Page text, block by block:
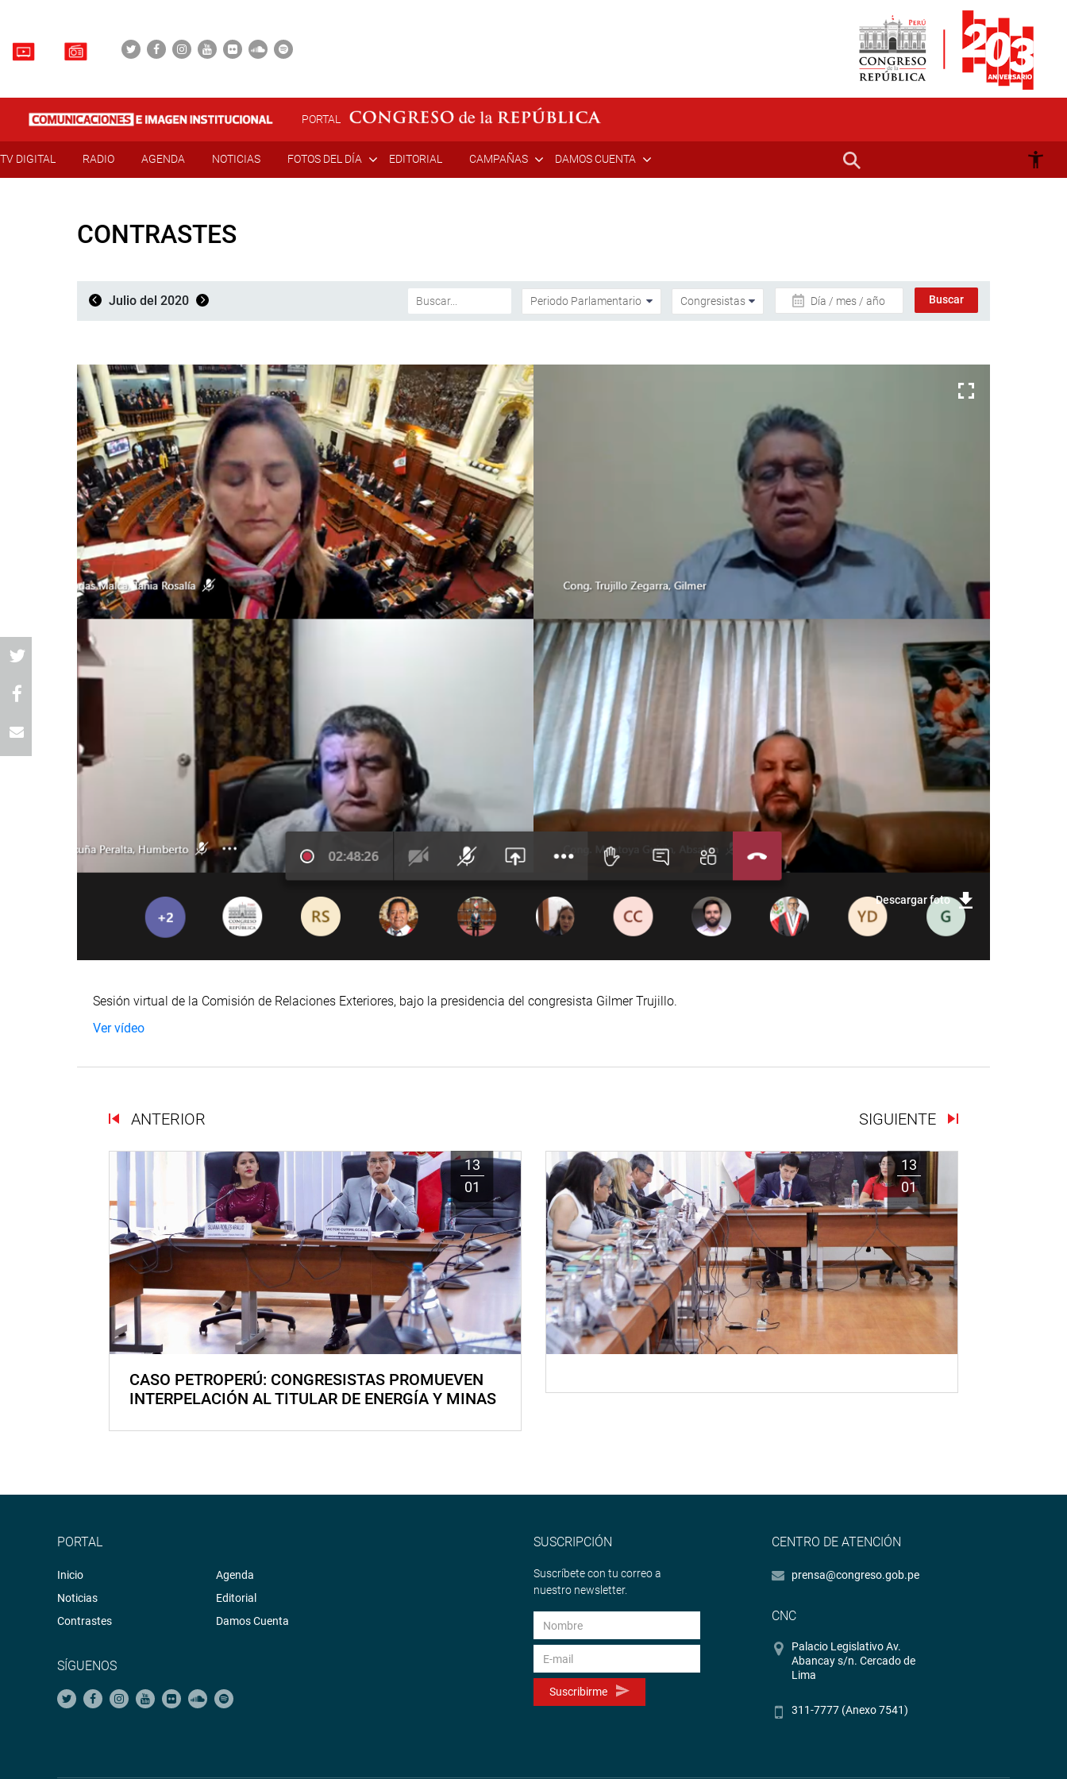
PORTAL
TV DIGITAL RADIO AGENDA NOTICIAS FOTOS DEL DÍA EDITORIAL CAMPAÑAS DAMOS CUENTA
CONTRASTES
Julio del 2020 Día / mes / año
Descargar foto
Sesión virtual de la Comisión de Relaciones Exteriores, bajo la presidencia del congresista Gilmer Trujillo.
Ver vídeo
ANTERIOR SIGUIENTE
13
01
CASO PETROPERÚ: CONGRESISTAS PROMUEVEN
INTERPELACIÓN AL TITULAR DE ENERGÍA Y MINAS
13
01
PORTAL
Inicio
Noticias
Contrastes
Agenda
Editorial
Damos Cuenta
SÍGUENOS
SUSCRIPCIÓN
Suscríbete con tu correo a
nuestro newsletter.
Suscribirme
CENTRO DE ATENCIÓN
prensa@congreso.gob.pe
CNC
Palacio Legislativo Av.
Abancay s/n. Cercado de
Lima
311-7777 (Anexo 7541)